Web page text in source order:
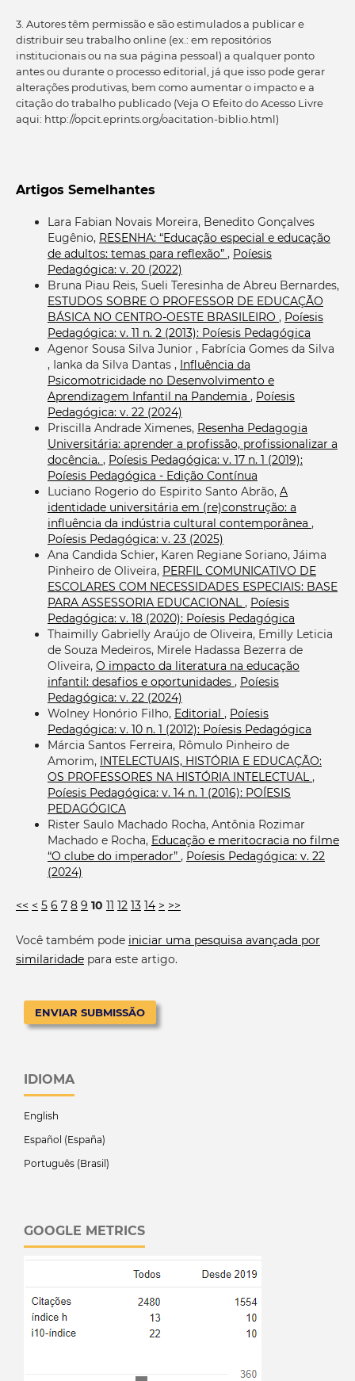
3. Autores têm permissão e são estimulados a publicar e
distribuir seu trabalho online (ex.: em repositórios
institucionais ou na sua página pessoal) a qualquer ponto
antes ou durante o processo editorial, já que isso pode gerar
alterações produtivas, bem como aumentar o impacto e a
citação do trabalho publicado (Veja O Efeito do Acesso Livre
aqui: http://opcit.eprints.org/oacitation-biblio.html)
Artigos Semelhantes
Lara Fabian Novais Moreira, Benedito Gonçalves
Eugênio, RESENHA: “Educação especial e educação
de adultos: temas para reflexão” , Poíesis
Pedagógica: v. 20 (2022)
Bruna Piau Reis, Sueli Teresinha de Abreu Bernardes,
ESTUDOS SOBRE O PROFESSOR DE EDUCAÇÃO
BÁSICA NO CENTRO-OESTE BRASILEIRO , Poíesis
Pedagógica: v. 11 n. 2 (2013): Poíesis Pedagógica
Agenor Sousa Silva Junior , Fabrícia Gomes da Silva
, Ianka da Silva Dantas , Influência da
Psicomotricidade no Desenvolvimento e
Aprendizagem Infantil na Pandemia , Poíesis
Pedagógica: v. 22 (2024)
Priscilla Andrade Ximenes, Resenha Pedagogia
Universitária: aprender a profissão, profissionalizar a
docência. , Poíesis Pedagógica: v. 17 n. 1 (2019):
Poíesis Pedagógica - Edição Contínua
Luciano Rogerio do Espirito Santo Abrão, A
identidade universitária em (re)construção: a
influência da indústria cultural contemporânea ,
Poíesis Pedagógica: v. 23 (2025)
Ana Candida Schier, Karen Regiane Soriano, Jáima
Pinheiro de Oliveira, PERFIL COMUNICATIVO DE
ESCOLARES COM NECESSIDADES ESPECIAIS: BASE
PARA ASSESSORIA EDUCACIONAL, Poíesis
Pedagógica: v. 18 (2020): Poíesis Pedagógica
Thaimilly Gabrielly Araújo de Oliveira, Emilly Leticia
de Souza Medeiros, Mirele Hadassa Bezerra de
Oliveira, O impacto da literatura na educação
infantil: desafios e oportunidades , Poíesis
Pedagógica: v. 22 (2024)
Wolney Honório Filho, Editorial , Poíesis
Pedagógica: v. 10 n. 1 (2012): Poíesis Pedagógica
Márcia Santos Ferreira, Rômulo Pinheiro de
Amorim, INTELECTUAIS, HISTÓRIA E EDUCAÇÃO:
OS PROFESSORES NA HISTÓRIA INTELECTUAL,
Poíesis Pedagógica: v. 14 n. 1 (2016): POÍESIS
PEDAGÓGICA
Rister Saulo Machado Rocha, Antônia Rozimar
Machado e Rocha, Educação e meritocracia no filme
“O clube do imperador” , Poíesis Pedagógica: v. 22
(2024)
<< < 5 6 7 8 9 10 11 12 13 14 > >>
Você também pode iniciar uma pesquisa avançada por
similaridadepara este artigo.
ENVIAR SUBMISSÃO
IDIOMA
English
Español (España)
Português (Brasil)
GOOGLE METRICS